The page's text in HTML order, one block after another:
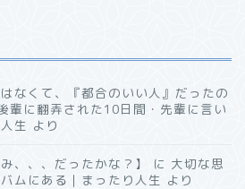
なくて、『都合のいい人』だったの
輩に翻弄された10日間・先輩に言い
生 より
、、、だったかな？】 に 大切な思
ムにある｜まったり人生 より